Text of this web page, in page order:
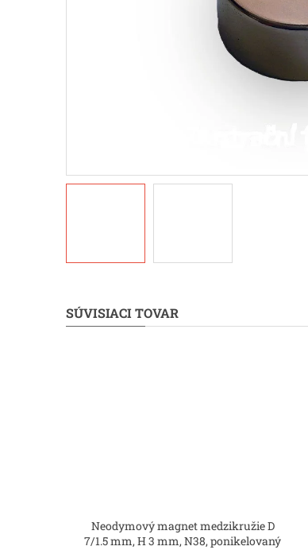
SÚVISIACI TOVAR
Neodymový magnet medzikružie D
7/1.5 mm, H 3 mm, N38, ponikelovaný